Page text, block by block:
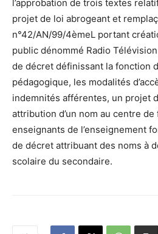
l’approbation de trois textes
projet de loi abrogeant et
n°42/AN/99/4èmeL portant
public dénommé Radio
de décret définissant la fonction
pédagogique, les modalités
indemnités afférentes, un projet
attribution d’un nom au centre
enseignants de l’enseignement
de décret attribuant des noms à
scolaire du secondaire.